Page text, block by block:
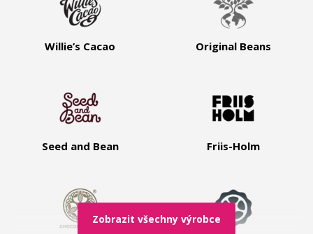
Willie’s Cacao Original Beans
Seed and Bean Friis-Holm
Zobrazit všechny výrobce